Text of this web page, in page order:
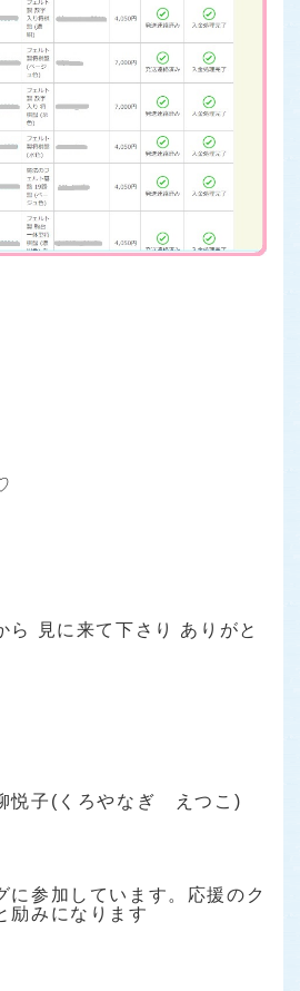
ら 見に来て下さり ありがと
悦子(くろやなぎ えつこ)
に参加しています。応援のク
励みになります